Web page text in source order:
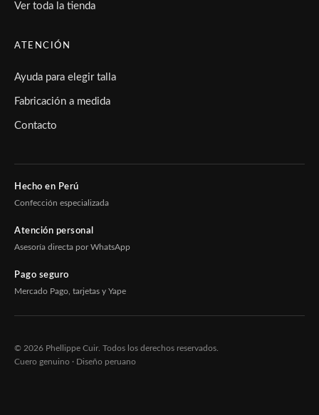
Ver toda la tienda
ATENCIÓN
Ayuda para elegir talla
Fabricación a medida
Contacto
Hecho en Perú
Confección especializada
Atención personal
Asesoría directa por WhatsApp
Pago seguro
Mercado Pago, tarjetas y Yape
© 2026 Phellippe Cuir. Todos los derechos reservados.
Cuero genuino · Diseño peruano